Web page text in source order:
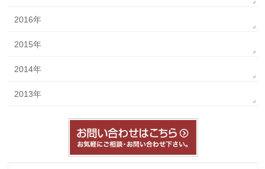
2016年
2015年
2014年
2013年